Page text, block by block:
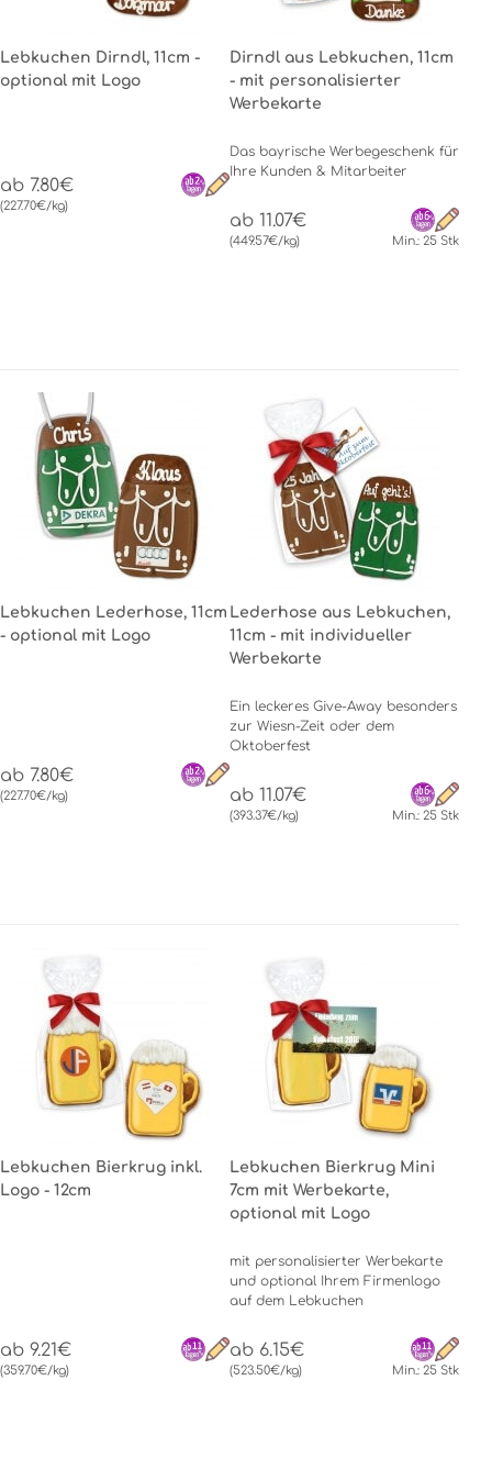
Lebkuchen Dirndl, 11cm -
optional mit Logo
ab 7.80€
(227.70€/kg)
Dirndl aus Lebkuchen, 11cm
- mit personalisierter
Werbekarte
Das bayrische Werbegeschenk für
Ihre Kunden & Mitarbeiter
ab 11.07€
(449.57€/kg) Min.: 25 Stk
Lebkuchen Lederhose, 11cm
- optional mit Logo
ab 7.80€
(227.70€/kg)
Lederhose aus Lebkuchen,
11cm - mit individueller
Werbekarte
Ein leckeres Give-Away besonders
zur Wiesn-Zeit oder dem
Oktoberfest
ab 11.07€
(393.37€/kg) Min.: 25 Stk
Lebkuchen Bierkrug inkl.
Logo - 12cm
ab 9.21€
(359.70€/kg)
Lebkuchen Bierkrug Mini
7cm mit Werbekarte,
optional mit Logo
mit personalisierter Werbekarte
und optional Ihrem Firmenlogo
auf dem Lebkuchen
ab 6.15€
(523.50€/kg) Min.: 25 Stk